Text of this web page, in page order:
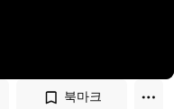
북마크